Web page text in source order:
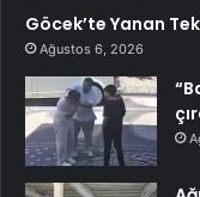
Göcek’te Yanan
Ağustos 6, 2026